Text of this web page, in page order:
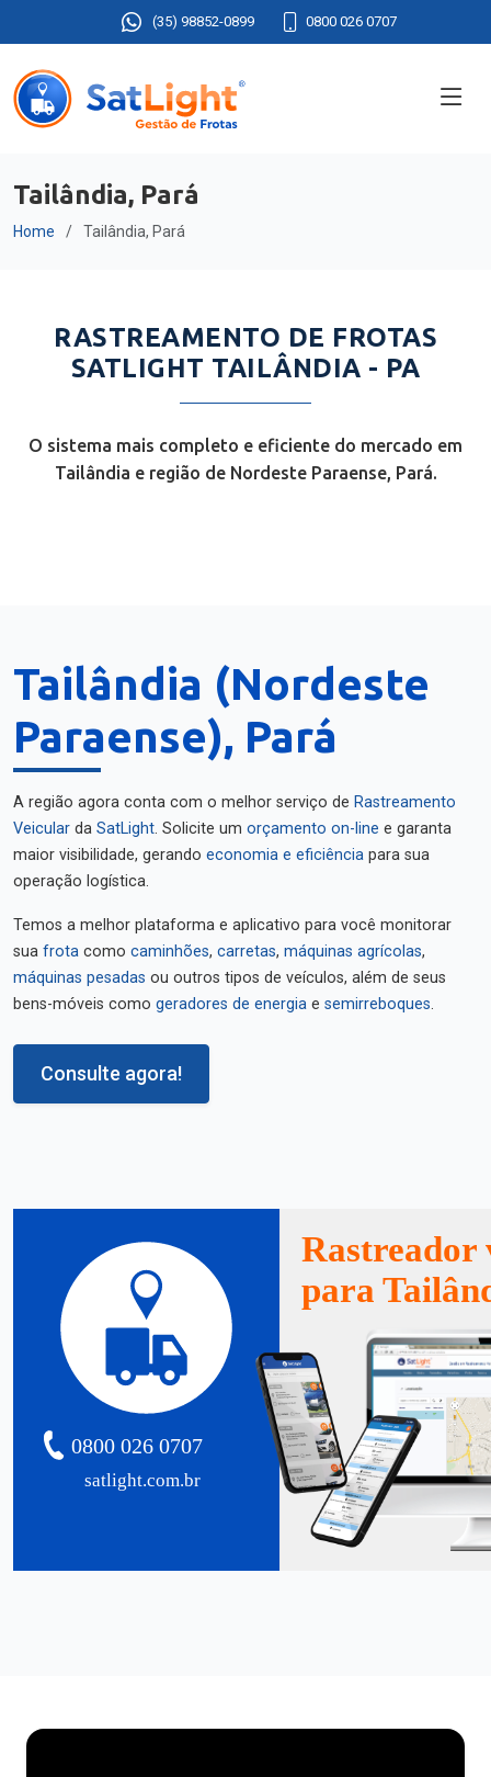
(35) 98852-0899 0800 026 0707
Tailândia, Pará
Home Tailândia, Pará
RASTREAMENTO DE FROTAS
SATLIGHT TAILÂNDIA - PA
O sistema mais completo e eficiente do mercado em
Tailândia e região de Nordeste Paraense, Pará.
Tailândia (Nordeste
Paraense), Pará
A região agora conta com o melhor serviço de Rastreamento
Veicular da SatLight. Solicite um orçamento on-line e garanta
maior visibilidade, gerando economia e eficiência para sua
operação logística.
Temos a melhor plataforma e aplicativo para você monitorar
sua frota como caminhões, carretas, máquinas agrícolas,
máquinas pesadas ou outros tipos de veículos, além de seus
bens-móveis como geradores de energia e semirreboques.
Consulte agora!
satlight.com.br
0800 026 0707
Rastreador
para